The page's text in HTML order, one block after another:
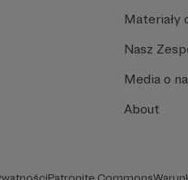
Materiały
Nasz
Media o
About
Patronite Commons